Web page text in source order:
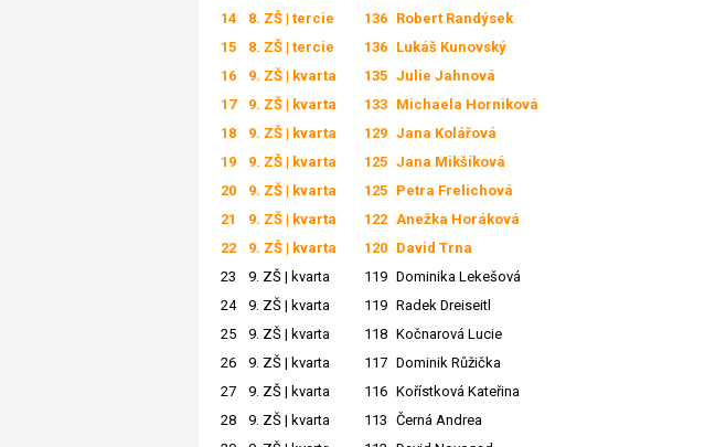
14
8. ZŠ | tercie 136
Robert Randýsek
15
8. ZŠ | tercie 136
Lukáš Kunovský
16
9. ZŠ | kvarta 135 Julie Jahnová
17
9. ZŠ | kvarta 133
Michaela Horniková
18
9. ZŠ | kvarta 129 Jana Kolářová
19
9. ZŠ | kvarta 125 Jana Mikšíková
20
9. ZŠ | kvarta 125
Petra Frelichová
21
9. ZŠ | kvarta 122 Anežka Horáková
22
9. ZŠ | kvarta 120
David Trna
23
9. ZŠ | kvarta 119 Dominika Lekešová
24
9. ZŠ | kvarta 119 Radek Dreiseitl
25
9. ZŠ | kvarta 118 Kočnarová Lucie
26
9. ZŠ | kvarta 117 Dominik Růžička
27
9. ZŠ | kvarta 116 Kořístková Kateřina
28
9. ZŠ | kvarta 113 Černá Andrea